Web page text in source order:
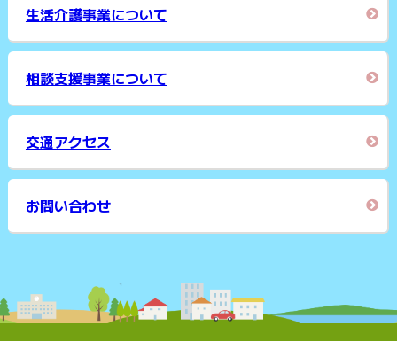
生活介護事業について
相談支援事業について
交通アクセス
お問い合わせ